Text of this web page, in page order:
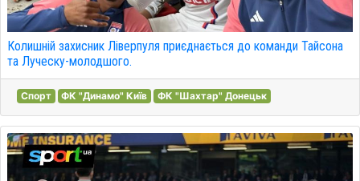
Колишній захисник Ліверпуля приєднається до команди Тайсона
та Луческу-молодшого.
Спорт ФК "Динамо" Київ ФК "Шахтар" Донецьк